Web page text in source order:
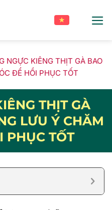
NGỰC KIÊNG THỊT GÀ BAO
ĐỂ HỒI PHỤC TỐT
THỊT GÀ
LƯU Ý CHĂM
PHỤC TỐT